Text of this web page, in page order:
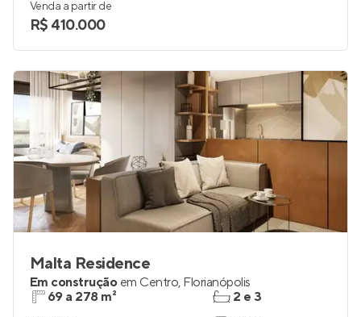
Venda a partir de
R$ 410.000
Malta Residence
Em construção em Centro, Florianópolis
69 a 278 m²
2 e 3